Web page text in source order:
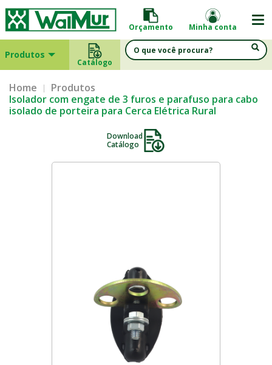
Orçamento Minha conta
Produtos
Catálogo
Home
Produtos
Isolador com engate de 3 furos e parafuso para cabo
isolado de porteira para Cerca Elétrica Rural
Download
Catálogo